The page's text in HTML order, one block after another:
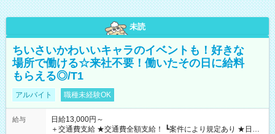
未読
ちいさいかわいいキャラのイベントも！好きな
場所で働ける☆来社不要！働いたその日に給料
もらえる◎/T1
アルバイト 職種未経験OK
給与
日給13,000円～
＋交通費支給 ★交通費全額支給！ ┗案件により規定あり ★日払